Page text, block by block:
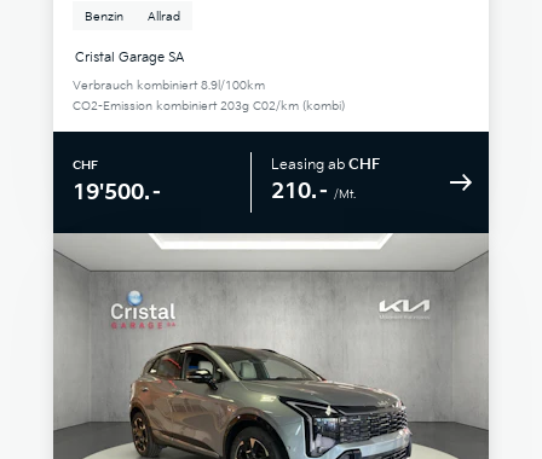
Benzin Allrad
Cristal Garage SA
Verbrauch kombiniert 8.9l/100km
CO2-Emission kombiniert 203g C02/km (kombi)
CHF
19'500.–
Leasing ab CHF
210.– /Mt.